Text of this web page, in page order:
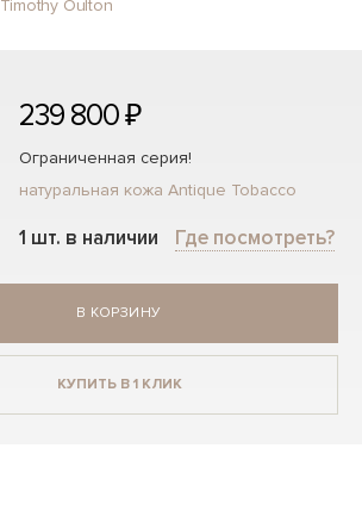
Timothy Oulton
239 800 ₽
Ограниченная серия!
натуральная кожа Antique Tobacco
1 шт. в наличии Где посмотреть?
В КОРЗИНУ
КУПИТЬ В 1 КЛИК